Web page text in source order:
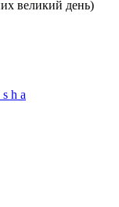
великий день)
s h a